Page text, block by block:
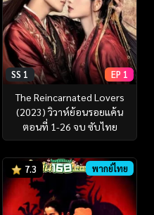
SS 1 EP 1
The Reincarnated Lovers
(2023) วิวาห์ย้อนรอยแค้น
ตอนที่ 1-26 จบ ซับไทย
7.3 พากย์ไทย